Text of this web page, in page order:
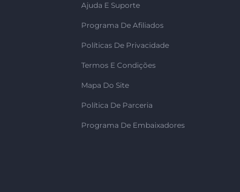
Ajuda E Suporte
Programa De Afiliados
Políticas De Privacidade
Termos E Condições
Mapa Do Site
Política De Parceria
Programa De Embaixadores